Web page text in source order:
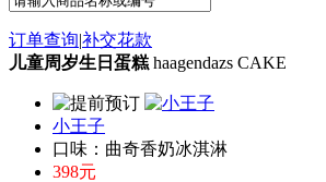
订单查询|补交花款
儿童周岁生日蛋糕 haagendazs CAKE
小王子
口味：曲奇香奶冰淇淋
398元